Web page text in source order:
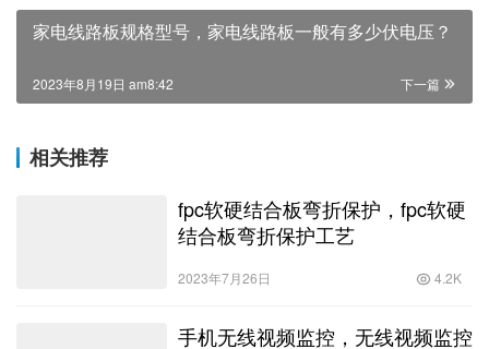
家电线路板规格型号，家电线路板一般有多少伏电压？
下一篇
2023年8月19日 am8:42
相关推荐
fpc软硬结合板弯折保护，fpc软硬
结合板弯折保护工艺
2023年7月26日 4.2K
手机无线视频监控，无线视频监控